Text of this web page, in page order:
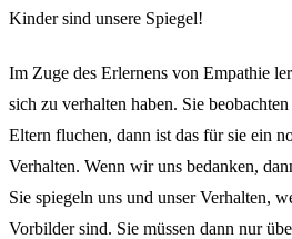
Kinder sind unsere Spiegel!
Im Zuge des Erlernens von Empathie
sich zu verhalten haben. Sie
Eltern fluchen, dann ist das für sie ein
Verhalten. Wenn wir uns bedanken,
Sie spiegeln uns und unser Verhalten,
Vorbilder sind. Sie müssen dann nur